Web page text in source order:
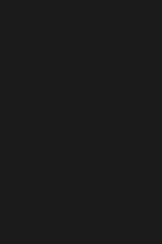
de la Región -